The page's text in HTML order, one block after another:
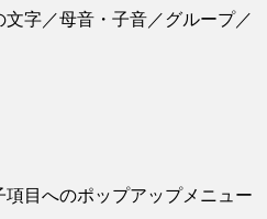
字／母音・子音／グループ／
目へのポップアップメニュー